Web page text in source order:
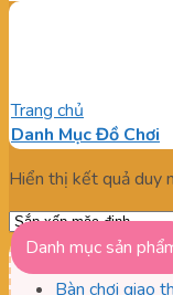
Trang chủ
Danh Mục Đồ Chơi
Hiển thị kết quả duy
Danh mục sản
Bàn chơi giao